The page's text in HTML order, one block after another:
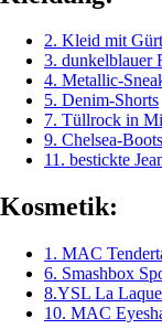
2. Kleid mit
3. dunkelblauer
4. Metallic-
5. Denim-Shorts
7. Tüllrock in
9. Chelsea-
11. bestickte
Kosmetik:
1. MAC
6. Smashbox
8.YSL La
10. MAC